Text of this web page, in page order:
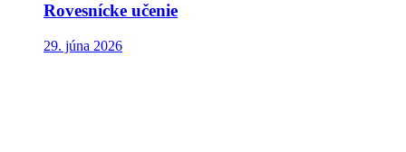
Rovesnícke učenie
29. júna 2026